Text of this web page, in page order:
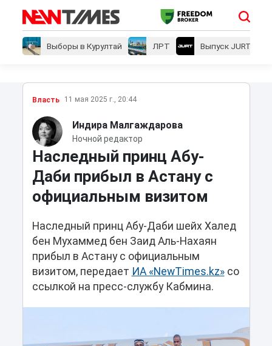
Выборы в Курултай ЛРТ Выпуск JURT
Власть 11 мая 2025 г., 20:44
Индира Малгаждарова
Ночной редактор
Наследный принц Абу-
Даби прибыл в Астану с
официальным визитом
Наследный принц Абу-Даби шейх Халед
бен Мухаммед бен Заид Аль-Нахаян
прибыл в Астану с официальным
визитом, передает ИА «NewTimes.kz»со
ссылкой на пресс-службу Кабмина.